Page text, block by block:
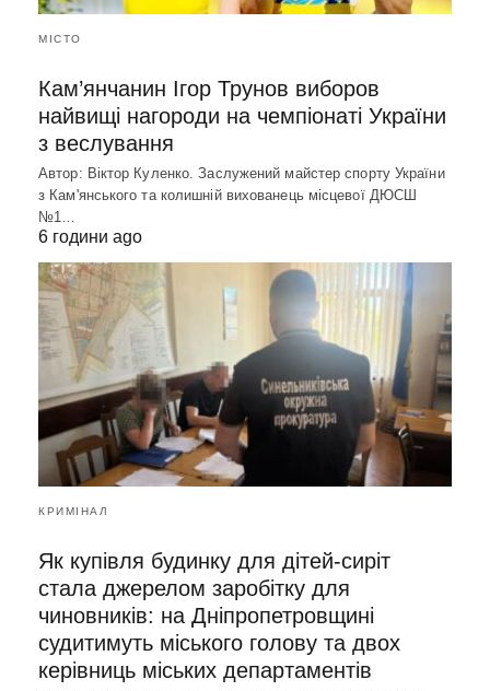
МІСТО
Кам’янчанин Ігор Трунов виборов
найвищі нагороди на чемпіонаті України
з веслування
Автор: Віктор Куленко. Заслужений майстер спорту України
з Кам'янського та колишній вихованець місцевої ДЮСШ
№1…
6 години ago
КРИМІНАЛ
Як купівля будинку для дітей-сиріт
стала джерелом заробітку для
чиновників: на Дніпропетровщині
судитимуть міського голову та двох
керівниць міських департаментів